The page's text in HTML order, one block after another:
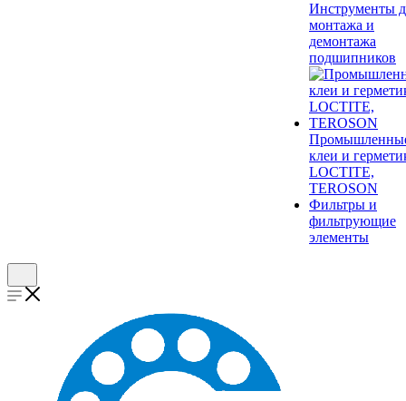
Инструменты
монтажа и
демонтажа
подшипников
клеи и
LOCTITE,
TEROSON
Фильтры и
фильтрующие
элементы